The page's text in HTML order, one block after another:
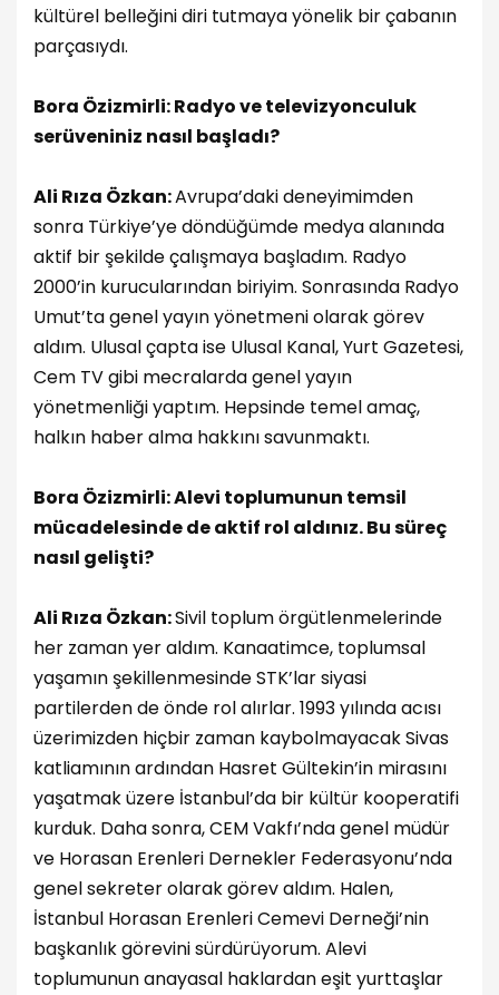
kültürel belleğini diri tutmaya yönelik bir çabanın
parçasıydı.
Bora Özizmirli: Radyo ve televizyonculuk
serüveniniz nasıl başladı?
Ali Rıza Özkan:Avrupa’daki deneyimimden
sonra Türkiye’ye döndüğümde medya alanında
aktif bir şekilde çalışmaya başladım. Radyo
2000’in kurucularından biriyim. Sonrasında Radyo
Umut’ta genel yayın yönetmeni olarak görev
aldım. Ulusal çapta ise Ulusal Kanal, Yurt Gazetesi,
Cem TV gibi mecralarda genel yayın
yönetmenliği yaptım. Hepsinde temel amaç,
halkın haber alma hakkını savunmaktı.
Bora Özizmirli: Alevi toplumunun temsil
mücadelesinde de aktif rol aldınız. Bu süreç
nasıl gelişti?
Ali Rıza Özkan:Sivil toplum örgütlenmelerinde
her zaman yer aldım. Kanaatimce, toplumsal
yaşamın şekillenmesinde STK’lar siyasi
partilerden de önde rol alırlar. 1993 yılında acısı
üzerimizden hiçbir zaman kaybolmayacak Sivas
katliamının ardından Hasret Gültekin’in mirasını
yaşatmak üzere İstanbul’da bir kültür kooperatifi
kurduk. Daha sonra, CEM Vakfı’nda genel müdür
ve Horasan Erenleri Dernekler Federasyonu’nda
genel sekreter olarak görev aldım. Halen,
İstanbul Horasan Erenleri Cemevi Derneği’nin
başkanlık görevini sürdürüyorum. Alevi
toplumunun anayasal haklardan eşit yurttaşlar